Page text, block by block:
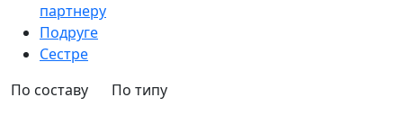
партнеру
Подруге
Сестре
По составу
По типу